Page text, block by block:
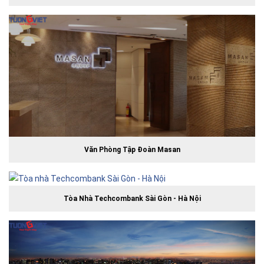
Văn Phòng Tập Đoàn Masan
Tòa Nhà Techcombank Sài Gòn - Hà Nội